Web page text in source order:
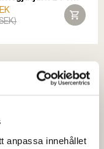
anpassa innehållet